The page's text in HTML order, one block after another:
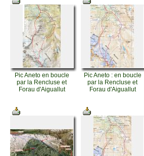
Pic Aneto en boucle
par la Rencluse et
Forau d'Aiguallut
Pic Aneto : en boucle
par la Rencluse et
Forau d'Aiguallut